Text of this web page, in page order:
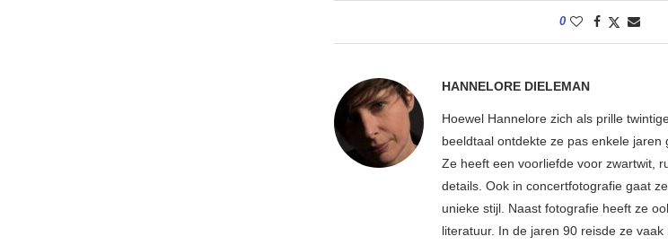
0
HANNELORE DIELEMAN
Hoewel Hannelore zich als prille
beeldtaal ontdekte ze pas enkele
Ze heeft een voorliefde voor zwartwit,
details. Ook in concertfotografie gaat
unieke stijl. Naast fotografie heeft ze
literatuur. In de jaren 90 reisde ze